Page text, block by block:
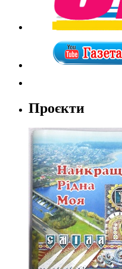
Проєкти